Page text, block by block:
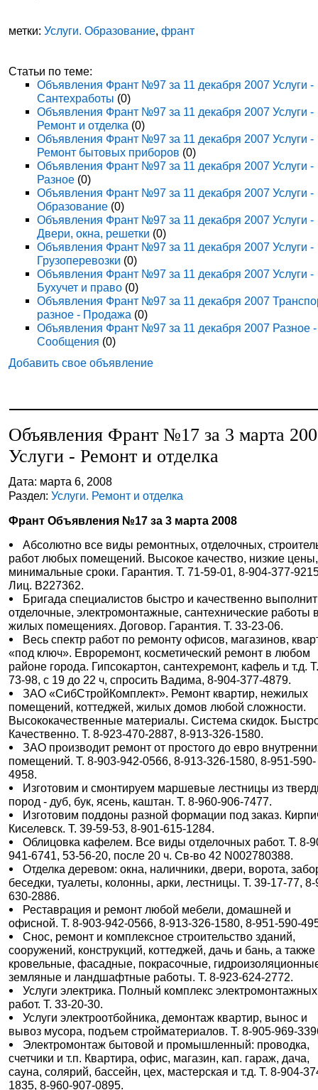
метки:Услуги. Образование,франт
Статьи по теме:
Объявления Франт №97 за 11 декабря 2007 Услуги -
Сантехработы (0)
Объявления Франт №97 за 11 декабря 2007 Услуги -
Ремонт и отделка (0)
Объявления Франт №97 за 11 декабря 2007 Услуги -
Ремонт бытовых приборов (0)
Объявления Франт №97 за 11 декабря 2007 Услуги -
Разное (0)
Объявления Франт №97 за 11 декабря 2007 Услуги -
Образование (0)
Объявления Франт №97 за 11 декабря 2007 Услуги -
Двери, окна, решетки (0)
Объявления Франт №97 за 11 декабря 2007 Услуги -
Грузоперевозки (0)
Объявления Франт №97 за 11 декабря 2007 Услуги -
Бухучет и право (0)
Объявления Франт №97 за 11 декабря 2007
разное - Продажа (0)
Объявления Франт №97 за 11 декабря 2007 Разное -
Сообщения (0)
Добавить свое объявление
Объявления Франт №17 за 3 марта
Услуги - Ремонт и отделка
Дата: марта 6, 2008
Раздел:Услуги. Ремонт и отделка
Франт Объявления №17 за 3 марта 2008
Абсолютно все виды ремонтных, отделочных,
работ любых помещений. Высокое качество, низкие цены,
минимальные сроки. Гарантия. Т. 71-59-01, 8-904-377-
Лиц. В227362.
Бригада специалистов быстро и качественно выполнит
отделочные, электромонтажные, сантехнические работы
жилых помещениях. Договор. Гарантия. Т. 33-23-06.
Весь спектр работ по ремонту офисов, магазинов,
«под ключ». Евроремонт, косметический ремонт в любом
районе города. Гипсокартон, сантехремонт, кафель и т.д.
73-98, c 19 до 22 ч, спросить Вадима, 8-904-377-4879.
ЗАО «СибСтройКомплект». Ремонт квартир, нежилых
помещений, коттеджей, жилых домов любой сложности.
Высококачественные материалы. Система скидок.
Качественно. Т. 8-923-470-2887, 8-913-326-1580.
ЗАО производит ремонт от простого до евро
помещений. Т. 8-903-942-0566, 8-913-326-1580, 8-951-590-
4958.
Изготовим и смонтируем маршевые лестницы из
пород - дуб, бук, ясень, каштан. Т. 8-960-906-7477.
Изготовим поддоны разной формации под заказ.
Киселевск. Т. 39-59-53, 8-901-615-1284.
Облицовка кафелем. Все виды отделочных работ. Т. 8-
941-6741, 53-56-20, после 20 ч. Св-во 42 N002780388.
Отделка деревом: окна, наличники, двери, ворота,
беседки, туалеты, колонны, арки, лестницы. Т. 39-17-77,
630-2886.
Реставрация и ремонт любой мебели, домашней и
офисной. Т. 8-903-942-0566, 8-913-326-1580, 8-951-590-
Снос, ремонт и комплексное строительство зданий,
сооружений, конструкций, коттеджей, дачь и бань, а также
кровельные, фасадные, покрасочные,
земляные и ландшафтные работы. Т. 8-923-624-2772.
Услуги электрика. Полный комплекс электромонтажных
работ. Т. 33-20-30.
Услуги электроотбойника, демонтаж квартир, вынос и
вывоз мусора, подъем стройматериалов. Т. 8-905-969-
Электромонтаж бытовой и промышленный: проводка,
счетчики и т.п. Квартира, офис, магазин, кап. гараж, дача,
сауна, солярий, бассейн, цех, мастерская и т.д. Т. 8-904-
1835, 8-960-907-0895.